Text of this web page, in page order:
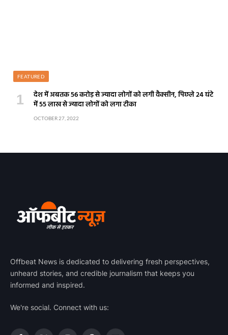
FEATURED
देश में अबतक 56 करोड़ से ज्यादा लोगों को लगी वैक्सीन, पिछले 24 घंटे
में 55 लाख से ज्यादा लोगों को लगा टीका
OCTOBER 27, 2022
Offbeat News is dedicated to delivering fresh perspectives,
unheard stories, and credible journalism that keeps you
informed and inspired.
We're social. Connect with us: